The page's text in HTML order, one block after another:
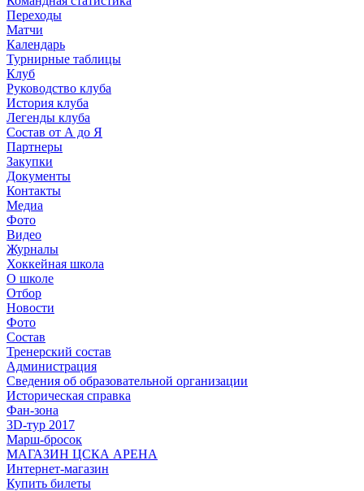
Переходы
Матчи
Календарь
Турнирные таблицы
Клуб
Руководство клуба
История клуба
Легенды клуба
Состав от А до Я
Партнеры
Закупки
Документы
Контакты
Медиа
Фото
Видео
Журналы
Хоккейная школа
О школе
Отбор
Новости
Фото
Состав
Тренерский состав
Администрация
Сведения об образовательной организации
Историческая справка
Фан-зона
3D-тур 2017
Марш-бросок
МАГАЗИН ЦСКА АРЕНА
Интернет-магазин
Купить билеты